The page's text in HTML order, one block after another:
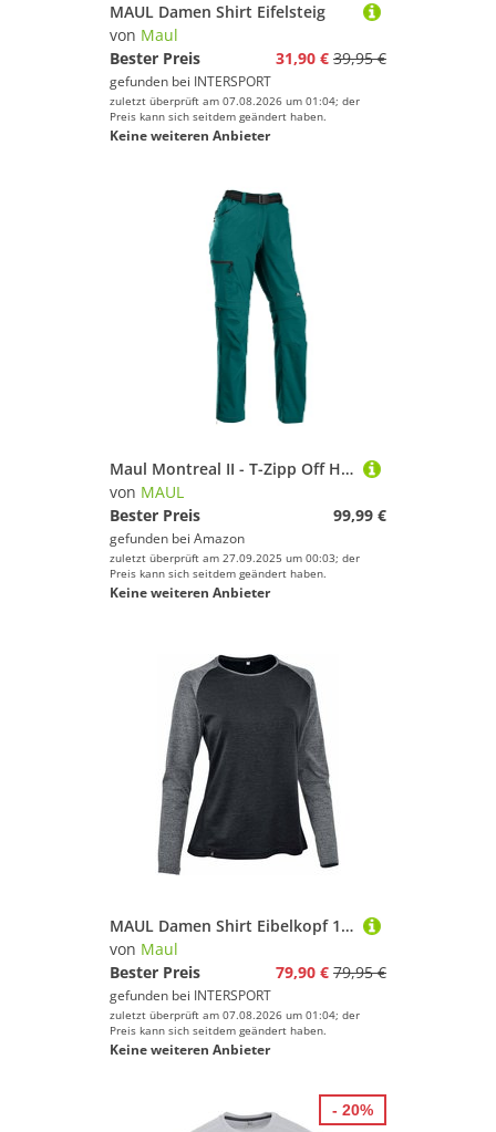
MAUL Damen Shirt Eifelsteig
von Maul
Bester Preis
31,90 € 39,95 €
gefunden bei INTERSPORT
zuletzt überprüft am 07.08.2026 um 01:04; der
Preis kann sich seitdem geändert haben.
Keine weiteren Anbieter
Maul Montreal II - T-Zipp Off Hose Green - 38
von MAUL
Bester Preis
99,99 €
gefunden bei Amazon
zuletzt überprüft am 27.09.2025 um 00:03; der
Preis kann sich seitdem geändert haben.
Keine weiteren Anbieter
MAUL Damen Shirt Eibelkopf 1/1Funktionsshirt
von Maul
Bester Preis
79,90 € 79,95 €
gefunden bei INTERSPORT
zuletzt überprüft am 07.08.2026 um 01:04; der
Preis kann sich seitdem geändert haben.
Keine weiteren Anbieter
- 20%